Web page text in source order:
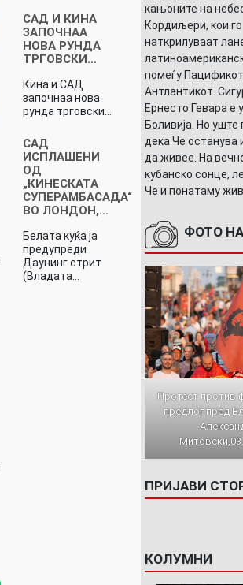
САД И КИНА
ЗАПОЧНАА
НОВА РУНДА
ТРГОВСКИ…
Кина и САД
започнаа нова
рунда трговски…
САД
ИСПЛАШЕНИ
ОД
„КИНЕСКАТА
СУПЕРАМБАСАДА“
ВО ЛОНДОН,…
Белата куќа ја
предупреди
Даунинг стрит
(Владата…
кањоните на
Кордиљери, кои го
наткрилуваат
помеѓу
Антлантикот.
Ернесто Гевара е
Боливија. Но уште
дека Че останува
да живее. На
кубанско сонце,
Че и понатаму
ФОТО
Протест против
предлог пред
ПРИЈАВИ
КОЛУМНИ